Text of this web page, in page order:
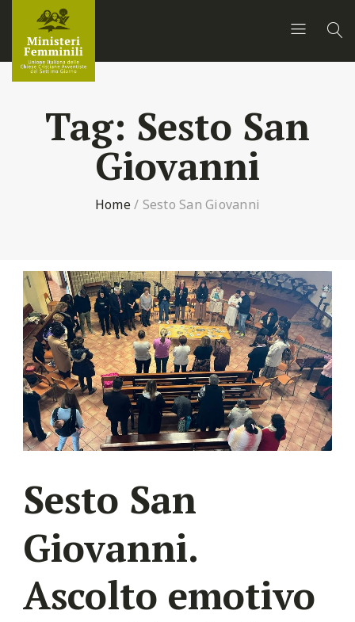
Tag: Sesto San
Giovanni
Home/ Sesto San Giovanni
Sesto San
Giovanni.
Ascolto emotivo